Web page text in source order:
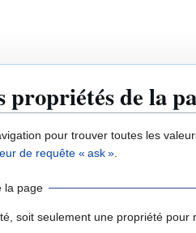
propriétés de la
pour trouver toutes les
de requête « ask ».
la page
soit seulement une propriété pour